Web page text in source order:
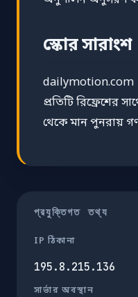
স্কোর সারাংশ
dailymotion.com
প্রতিটি রিফ্রেশের
থেকে মান পুনরায়
প্রযুক্তিগত তথ্য
IP ঠিকানা
195.8.215.136
সার্ভার অবস্থান